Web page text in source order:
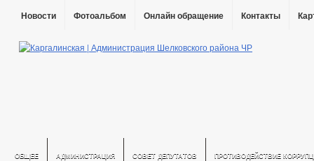
Новости Фотоальбом Онлайн обращение Контакты
ОБЩЕЕ АДМИНИСТРАЦИЯ СОВЕТ ДЕПУТАТОВ ПРОТИВОДЕЙСТВИЕ